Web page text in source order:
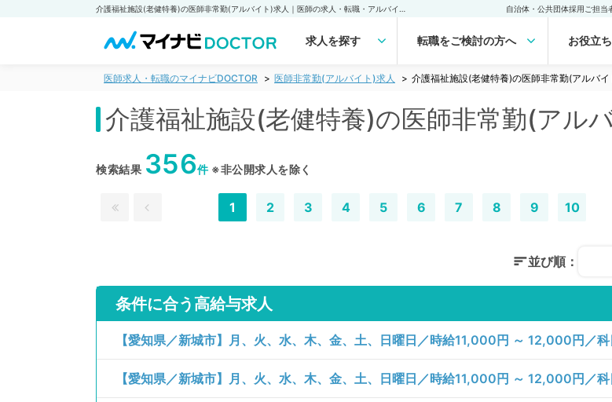
自治体・公共団体採用ご担当
求人を探す 転職をご検討の方へ お役立
医師求人・転職のマイナビDOCTOR 医師非常勤(アルバイト)求人 介護福祉施設(老健特養)の医師非常勤(アルバ
介護福祉施設(老健特養)の医師非常勤(アル
検索結果 356件※非公開求人を除く
1 2 3 4 5 6 7 8 9 10
並び順：
条件に合う高給与求人